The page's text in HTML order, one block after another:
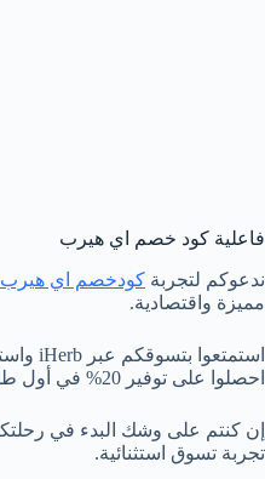
فاعلية كود خصم اي هيرب
ندعوكم لتجربة كودخصم اي هيرب HAD3514
مميزة واقتصادية.
استمتعوا بتسوقكم عبر iHerb واستفيدوا من كود خصم ايهيرب HAD3514 بثقة، لتجعلوا كل طلبية لكم تجربة توفير حقيقية.
احصلوا على توفير 20% في أول طلب مع كود ايهرب HAD3514 من الكوبون القوي!
تجربة تسوق استثنائية.